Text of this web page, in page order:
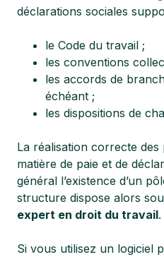
déclarations sociales
le Code du travail ;
les conventions
les accords de
échéant ;
les dispositions de
La réalisation correcte
matière de paie et de
général l’existence d’un
structure dispose alors
expert en droit du travail.
Si vous utilisez un logiciel